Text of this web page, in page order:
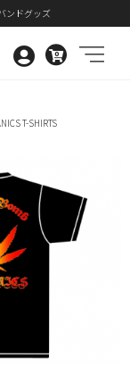
ンドグッズ
0
T-SHIRTS